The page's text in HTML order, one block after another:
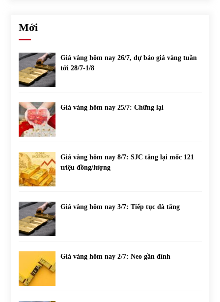
Mới
Giá vàng hôm nay 26/7, dự báo giá vàng tuần
tới 28/7-1/8
Giá vàng hôm nay 25/7: Chững lại
Giá vàng hôm nay 8/7: SJC tăng lại mốc 121
triệu đồng/lượng
Giá vàng hôm nay 3/7: Tiếp tục đà tăng
Giá vàng hôm nay 2/7: Neo gần đỉnh